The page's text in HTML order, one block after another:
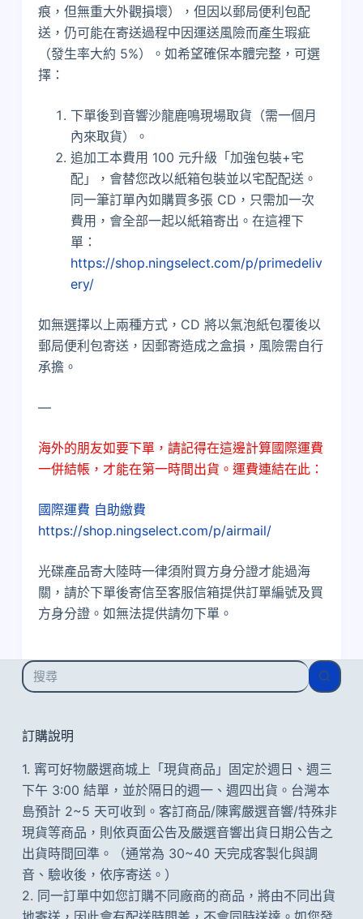
痕，但無重大外觀損壞），但因以郵局便利包配
送，仍可能在寄送過程中因運送風險而產生瑕疵
（發生率大約 5%）。如希望確保本體完整，可選
擇：
下單後到音響沙龍鹿鳴現場取貨（需一個月
內來取貨）。
追加工本費用 100 元升級「加強包裝+宅
配」，會替您改以紙箱包裝並以宅配配送。
同一筆訂單內如購買多張 CD，只需加一次
費用，會全部一起以紙箱寄出。在這裡下
單：
https://shop.ningselect.com/p/primedeliv
ery/
如無選擇以上兩種方式，CD 將以氣泡紙包覆後以
郵局便利包寄送，因郵寄造成之盒損，風險需自行
承擔。
—
海外的朋友如要下單，請記得在這邊計算國際運費
一併結帳，才能在第一時間出貨。運費連結在此：
國際運費 自助繳費
https://shop.ningselect.com/p/airmail/
光碟產品寄大陸時一律須附買方身分證才能過海
關，請於下單後寄信至客服信箱提供訂單編號及買
方身分證。如無法提供請勿下單。
找
不
符
的
訂購說明
1. 寗可好物嚴選商城上「現貨商品」固定於週日、週三
下午 3:00 結單，並於隔日的週一、週四出貨。台灣本
島預計 2~5 天可收到。客訂商品/陳寗嚴選音響/特殊非
現貨等商品，則依頁面公告及嚴選音響出貨日期公告之
出貨時間回準。（通常為 30~40 天完成客製化與調
音、驗收後，依序寄送。）
2. 同一訂單中如您訂購不同廠商的商品，將由不同出貨